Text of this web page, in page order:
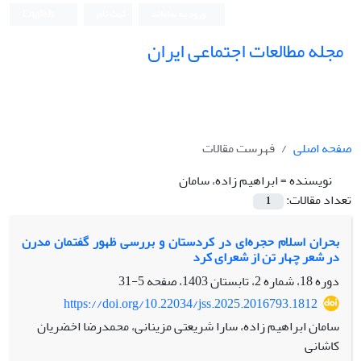
مجله مطالعات اجتماعی ایران
صفحه اصلی
فهرست مقالات
نویسنده =ابراهیم زاده، سامان
تعداد مقالات:
1
بحران اسلام حجره‌ای در کردستان و بررسی ظهور گفتمان مدرن
در شعر چهار تن از شعرای کرد
دوره 18، شماره 2، تابستان 1403، صفحه
5-31
https://doi.org/10.22034/jss.2025.2016793.1812
سامان ابراهیم زاده، سارا شریعتی مزینانی، محمدرضا اخضریان
کاشانی